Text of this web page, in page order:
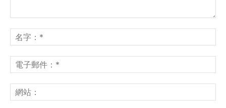
評
論：
字
*
子
郵
*站